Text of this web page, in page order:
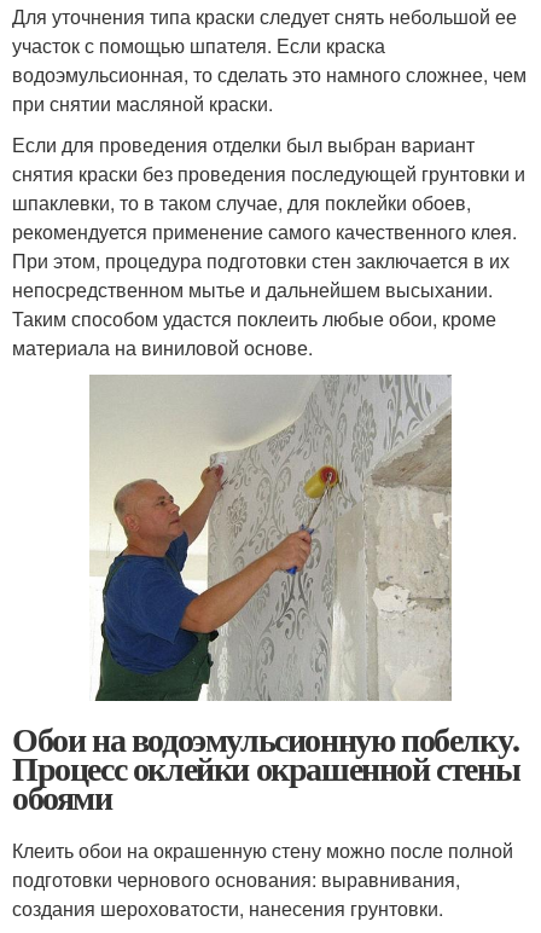
Для уточнения типа краски следует снять небольшой ее
участок с помощью шпателя. Если краска
водоэмульсионная, то сделать это намного сложнее, чем
при снятии масляной краски.
Если для проведения отделки был выбран вариант
снятия краски без проведения последующей грунтовки и
шпаклевки, то в таком случае, для поклейки обоев,
рекомендуется применение самого качественного клея.
При этом, процедура подготовки стен заключается в их
непосредственном мытье и дальнейшем высыхании.
Таким способом удастся поклеить любые обои, кроме
материала на виниловой основе.
Обои на водоэмульсионную побелку.
Процесс оклейки окрашенной стены
обоями
Клеить обои на окрашенную стену можно после полной
подготовки чернового основания: выравнивания,
создания шероховатости, нанесения грунтовки.